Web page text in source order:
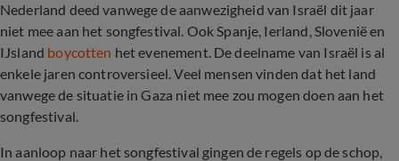
Nederland deed vanwege de aanwezigheid van Israël dit jaar
niet mee aan het songfestival. Ook Spanje, Ierland, Slovenië en
IJsland boycotten het evenement. De deelname van Israël is al
enkele jaren controversieel. Veel mensen vinden dat het land
vanwege de situatie in Gaza niet mee zou mogen doen aan het
songfestival.
In aanloop naar het songfestival gingen de regels op de schop,